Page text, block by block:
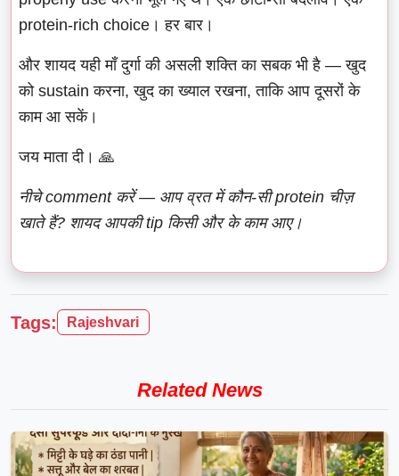
protein-rich choice। हर बार।
और शायद यही माँ दुर्गा की असली शक्ति का सबक भी है — खुद
को sustain करना, खुद का ख्याल रखना, ताकि आप दूसरों के
काम आ सकें।
जय माता दी। 🙏
नीचे comment करें — आप व्रत में कौन-सी protein चीज़
खाते हैं? शायद आपकी tip किसी और के काम आए।
Tags: Rajeshvari
Related News